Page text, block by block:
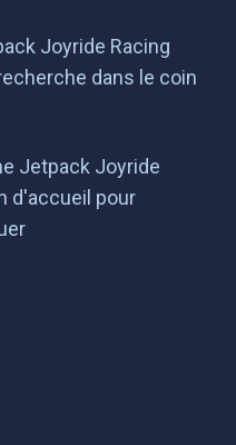
Joyride Racing
dans le coin
Jetpack Joyride
d'accueil pour